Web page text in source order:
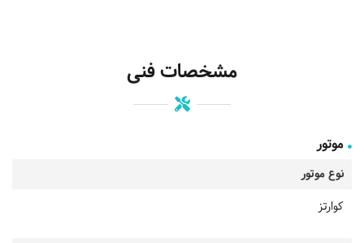
مشخصات فنی
موتور
نوع موتور
کوارتز